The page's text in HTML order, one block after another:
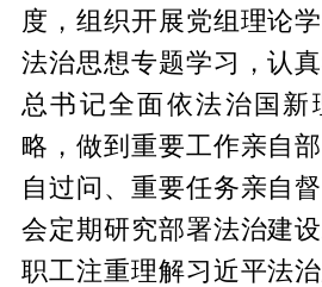
度，组织开展党组理论
法治思想专题学习，认
总书记全面依法治国新
略，做到重要工作亲自
自过问、重要任务亲自
会定期研究部署法治建
职工注重理解习近平法